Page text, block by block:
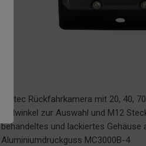
Motec Rückfahrkamera mit 20, 40,
Bildwinkel zur Auswahl und M12
behandeltes und lackiertes Gehäuse
Aluminiumdruckguss MC3000B-4